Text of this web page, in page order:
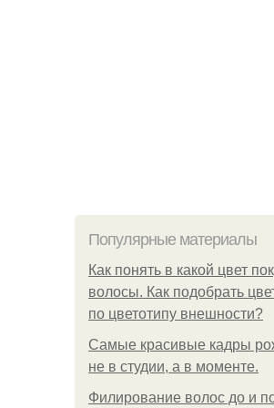
Популярные материалы
Как понять в какой цвет
волосы. Как подобрать
по цветотипу внешности?
Самые красивые кадры
не в студии, а в моменте.
Филирование волос до и